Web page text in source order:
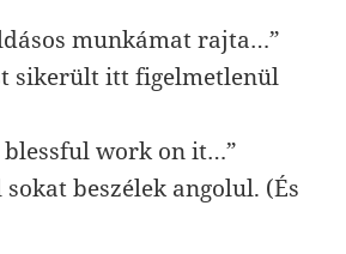
munkámat rajta…”
sikerült itt figelmetlenül
blessful work on it…”
beszélek angolul. (És